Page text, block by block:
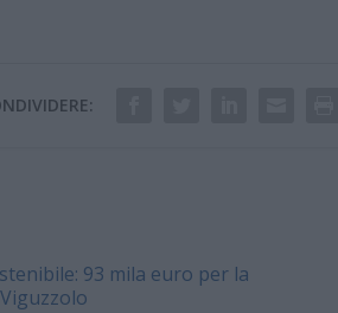
93 mila euro per la